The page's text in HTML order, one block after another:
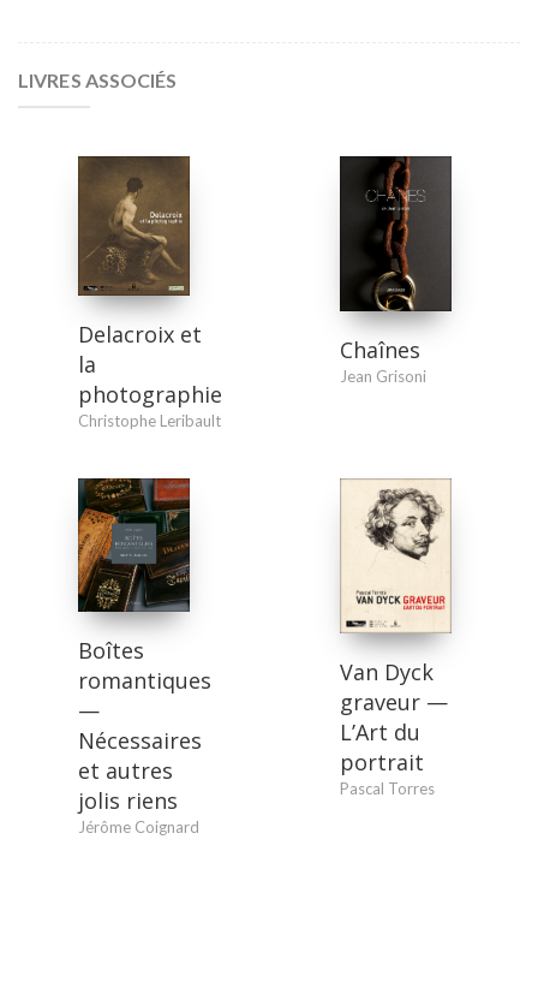
LIVRES ASSOCIÉS
Delacroix et
la
photographie
Christophe Leribault
Chaînes
Jean Grisoni
Boîtes
romantiques
—
Nécessaires
et autres
jolis riens
Jérôme Coignard
Van Dyck
graveur —
L’Art du
portrait
Pascal Torres